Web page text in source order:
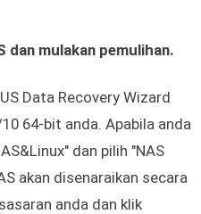
dan mulakan pemulihan.
Data Recovery Wizard
64-bit anda. Apabila anda
dan pilih "NAS
akan disenaraikan secara
anda dan klik